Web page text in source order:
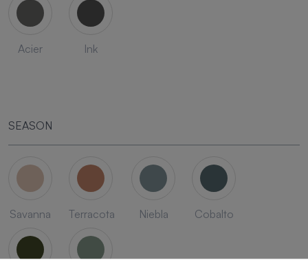
Acier Ink
SEASON
Savanna Terracota Niebla Cobalto